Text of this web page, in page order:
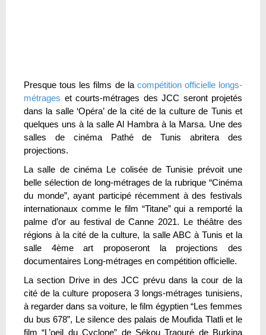
Presque tous les films de la compétition officielle longs-
métrages et courts-métrages des JCC seront projetés
dans la salle ‘Opéra’ de la cité de la culture de Tunis et
quelques uns à la salle Al Hambra à la Marsa. Une des
salles de cinéma Pathé de Tunis abritera des
projections.
La salle de cinéma Le colisée de Tunisie prévoit une
belle sélection de long-métrages de la rubrique “Cinéma
du monde”, ayant participé récemment à des festivals
internationaux comme le film “Titane” qui a remporté la
palme d’or au festival de Canne 2021. Le théâtre des
régions à la cité de la culture, la salle ABC à Tunis et la
salle 4ème art proposeront la projections des
documentaires Long-métrages en compétition officielle.
La section Drive in des JCC prévu dans la cour de la
cité de la culture proposera 3 longs-métrages tunisiens,
à regarder dans sa voiture, le film égyptien “Les femmes
du bus 678”, Le silence des palais de Moufida Tlatli et le
film “L’oeil du Cyclone” de Sékou Traouré de Burkina